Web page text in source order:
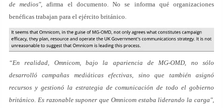
de medios", afirma el documento. No se informa qué organizaciones
benéficas trabajan para el ejército británico.
“En realidad, Omnicom, bajo la apariencia de MG-OMD, no sólo
desarrolló campañas mediáticas efectivas, sino que también asignó
recursos y gestionó la estrategia de comunicación de todo el gobierno
británico. Es razonable suponer que Omnicom estaba liderando la carga",